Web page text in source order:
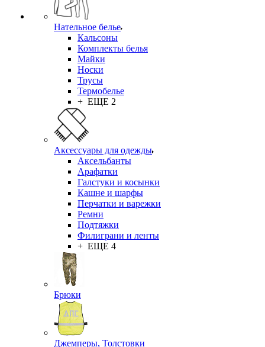
Нательное белье
Кальсоны
Комплекты белья
Майки
Носки
Трусы
Термобелье
+ ЕЩЕ 2
Аксессуары для одежды
Аксельбанты
Арафатки
Галстуки и косынки
Кашне и шарфы
Перчатки и варежки
Ремни
Подтяжки
Филиграни и ленты
+ ЕЩЕ 4
Брюки
Джемперы, Толстовки